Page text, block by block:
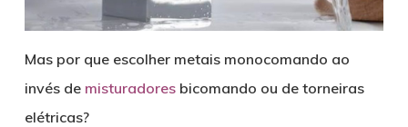
Mas por que escolher metais monocomando ao
invés de misturadoresbicomando ou de torneiras
elétricas?